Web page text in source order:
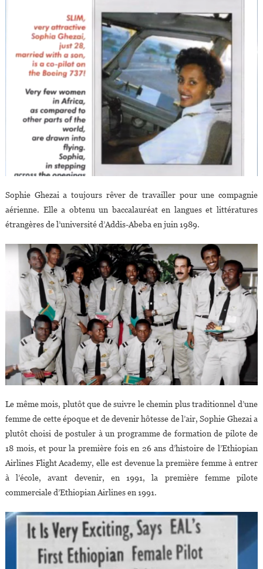
Sophie Ghezai a toujours rêver de travailler pour une compagnie
aérienne. Elle a obtenu un baccalauréat en langues et littératures
étrangères de l’université d’Addis-Abeba en juin 1989.
Le même mois, plutôt que de suivre le chemin plus traditionnel d’une
femme de cette époque et de devenir hôtesse de l’air, Sophie Ghezai a
plutôt choisi de postuler à un programme de formation de pilote de
18 mois, et pour la première fois en 26 ans d’histoire de l’Ethiopian
Airlines Flight Academy, elle est devenue la première femme à entrer
à l’école, avant devenir, en 1991, la première femme pilote
commerciale d’Ethiopian Airlines en 1991.